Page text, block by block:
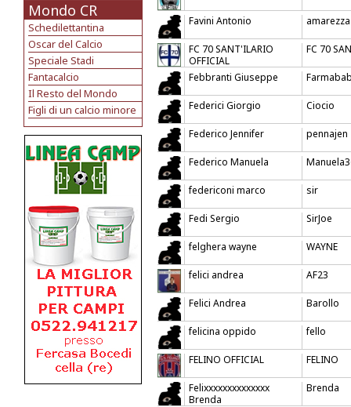
Mondo CR
Schedilettantina
Oscar del Calcio
Speciale Stadi
Fantacalcio
Il Resto del Mondo
Figli di un calcio minore
Favini Antonio amarezza
FC 70 SANT'ILARIO
OFFICIAL
FC 70
Febbranti Giuseppe
Federici Giorgio Ciocio
Federico Jennifer pennajen
Federico Manuela
federiconi marco sir
Fedi Sergio SirJoe
felghera wayne WAYNE
felici andrea AF23
Felici Andrea Barollo
felicina oppido fello
FELINO OFFICIAL FELINO
Felixxxxxxxxxxxxxx
Brenda
Brenda